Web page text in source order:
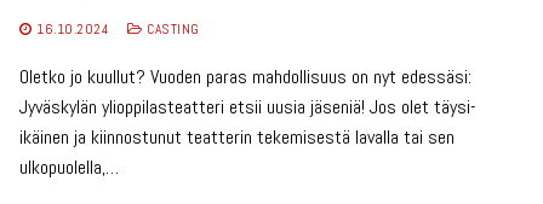
16.10.2024 CASTING
Oletko jo kuullut? Vuoden paras mahdollisuus on nyt edessäsi:
Jyväskylän ylioppilasteatteri etsii uusia jäseniä! Jos olet täysi-
ikäinen ja kiinnostunut teatterin tekemisestä lavalla tai sen
ulkopuolella,…